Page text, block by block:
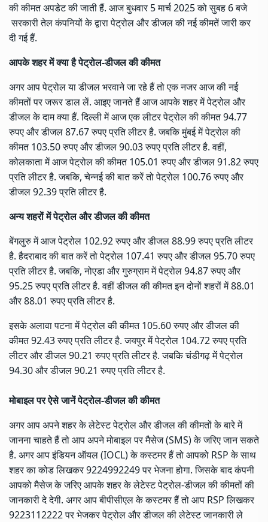
की कीमत अपडेट की जाती हैं. आज बुधवार 5 मार्च 2025 को सुबह 6 बजे
सरकारी तेल कंपनियों के द्वारा पेट्रोल और डीजल की नई कीमतें जारी कर
दी गई हैं.
आपके शहर में क्या है पेट्रोल-डीजल की कीमत
अगर आप पेट्रोल या डीजल भरवाने जा रहे हैं तो एक नजर आज की नई
कीमतों पर जरूर डाल लें. आइए जानते हैं आज आपके शहर में पेट्रोल और
डीजल के दाम क्या हैं. दिल्ली में आज एक लीटर पेट्रोल की कीमत 94.77
रुपए और डीजल 87.67 रुपए प्रति लीटर है. जबकि मुंबई में पेट्रोल की
कीमत 103.50 रुपए और डीजल 90.03 रुपए प्रति लीटर है. वहीं,
कोलकाता में आज पेट्रोल की कीमत 105.01 रुपए और डीजल 91.82 रुपए
प्रति लीटर है. जबकि, चेन्नई की बात करें तो पेट्रोल 100.76 रुपए और
डीजल 92.39 प्रति लीटर है.
अन्य शहरों में पेट्रोल और डीजल की कीमत
बेंगलुरु में आज पेट्रोल 102.92 रुपए और डीजल 88.99 रुपए प्रति लीटर
है. हैदराबाद की बात करें तो पेट्रोल 107.41 रुपए और डीजल 95.70 रुपए
प्रति लीटर है. जबकि, नोएडा और गुरुग्राम में पेट्रोल 94.87 रुपए और
95.25 रुपए प्रति लीटर है. वहीं डीजल की कीमत इन दोनों शहरों में 88.01
और 88.01 रुपए प्रति लीटर है.
इसके अलावा पटना में पेट्रोल की कीमत 105.60 रुपए और डीजल की
कीमत 92.43 रुपए प्रति लीटर है. जयपुर में पेट्रोल 104.72 रुपए प्रति
लीटर और डीजल 90.21 रुपए प्रति लीटर है. जबकि चंडीगढ़ में पेट्रोल
94.30 और डीजल 90.21 रुपए प्रति लीटर है.
मोबाइल पर ऐसे जानें पेट्रोल-डीजल की कीमत
अगर आप अपने शहर के लेटेस्ट पेट्रोल और डीजल की कीमतों के बारे में
जानना चाहते हैं तो आप अपने मोबाइल पर मैसेज (SMS) के जरिए जान सकते
है. अगर आप इंडियन ऑयल (IOCL) के कस्टमर हैं तो आपको RSP के साथ
शहर का कोड लिखकर 9224992249 पर भेजना होगा. जिसके बाद कंपनी
आपको मैसेज के जरिए आपके शहर के लेटेस्ट पेट्रोल-डीजल की कीमतों की
जानकारी दे देगी. अगर आप बीपीसीएल के कस्टमर हैं तो आप RSP लिखकर
9223112222 पर भेजकर पेट्रोल और डीजल की लेटेस्ट जानकारी ले